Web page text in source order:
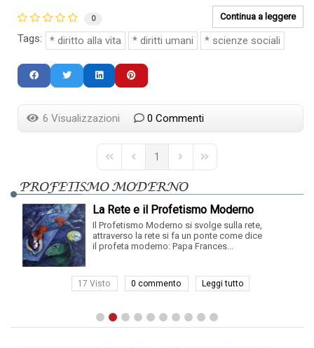
Continua a leggere
0
Tags: diritto alla vita diritti umani scienze sociali
6 Visualizzazioni 0 Commenti
First PagePrevious Page
1
Next PageLast Page
PROFETISMO MODERNO
La Rete e il Profetismo Moderno
Il Profetismo Moderno si svolge sulla rete,
attraverso la rete si fa un ponte come dice
il profeta moderno: Papa Frances...
17 Visto 0 commento Leggi tutto